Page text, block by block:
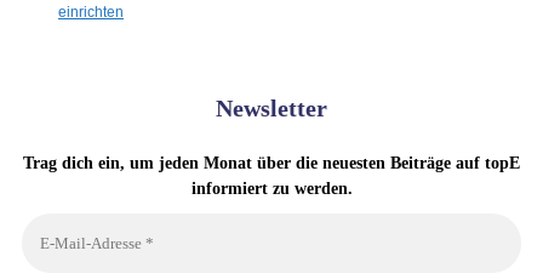
einrichten
Newsletter
Trag dich ein, um jeden Monat über die neuesten Beiträge auf topE
informiert zu werden.